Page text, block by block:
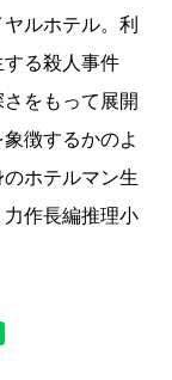
ルホテル。利
る殺人事件
をもって展開
徴するかのよ
ホテルマン生
作長編推理小